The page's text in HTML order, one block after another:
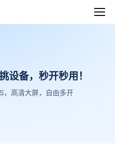
设备，秒开秒用！
高清大屏，自由多开